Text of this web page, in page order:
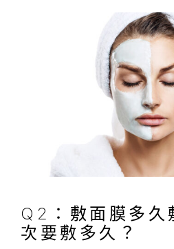
Q2：敷面膜多久
次要敷多久？